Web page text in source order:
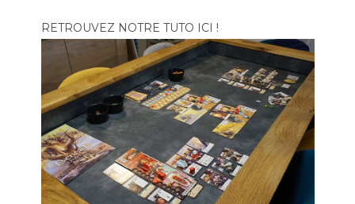
RETROUVEZ NOTRE TUTO ICI !